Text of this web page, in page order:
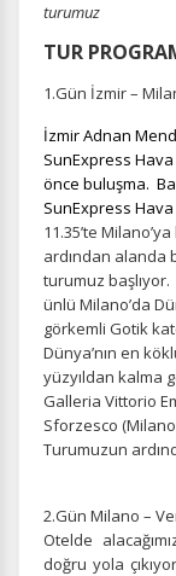
turumuz
TUR
1.Gün İzmir –
İzmir Adnan
SunExpress
önce buluşma.
SunExpress Hava
11.35’te
ardından alanda
turumuz başlıyor.
ünlü Milano’da
görkemli Gotik
Dünya’nın en
yüzyıldan kalma
Galleria Vittorio
Sforzesco
Turumuzun
2.Gün Milano –
Otelde
doğru yola